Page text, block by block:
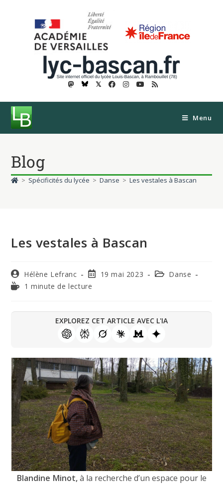
𝕏
Menu
Blog
> Spécificités du lycée > Danse > Les vestales à Bascan
Les vestales à Bascan
Hélène Lefranc 19 mai 2023
Danse
1 minute de lecture
EXPLOREZ CET ARTICLE AVEC L'IA
Blandine Minot,à la recherche d’un espace pour le